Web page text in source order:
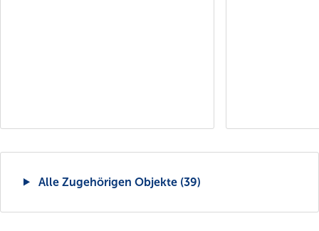
Alle Zugehörigen Objekte (39)